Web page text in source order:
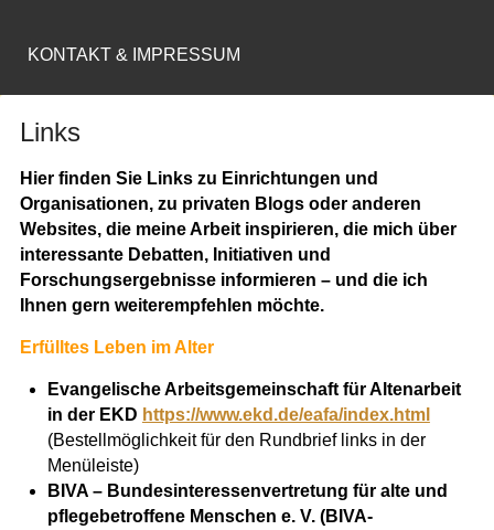
KONTAKT & IMPRESSUM
Links
Hier finden Sie Links zu Einrichtungen und
Organisationen, zu privaten Blogs oder anderen
Websites, die meine Arbeit inspirieren, die mich über
interessante Debatten, Initiativen und
Forschungsergebnisse informieren – und die ich
Ihnen gern weiterempfehlen möchte.
Erfülltes Leben im Alter
Evangelische Arbeitsgemeinschaft für Altenarbeit
in der EKD https://www.ekd.de/eafa/index.html
(Bestellmöglichkeit für den Rundbrief links in der
Menüleiste)
BIVA – Bundesinteressenvertretung für alte und
pflegebetroffene Menschen e. V. (BIVA-